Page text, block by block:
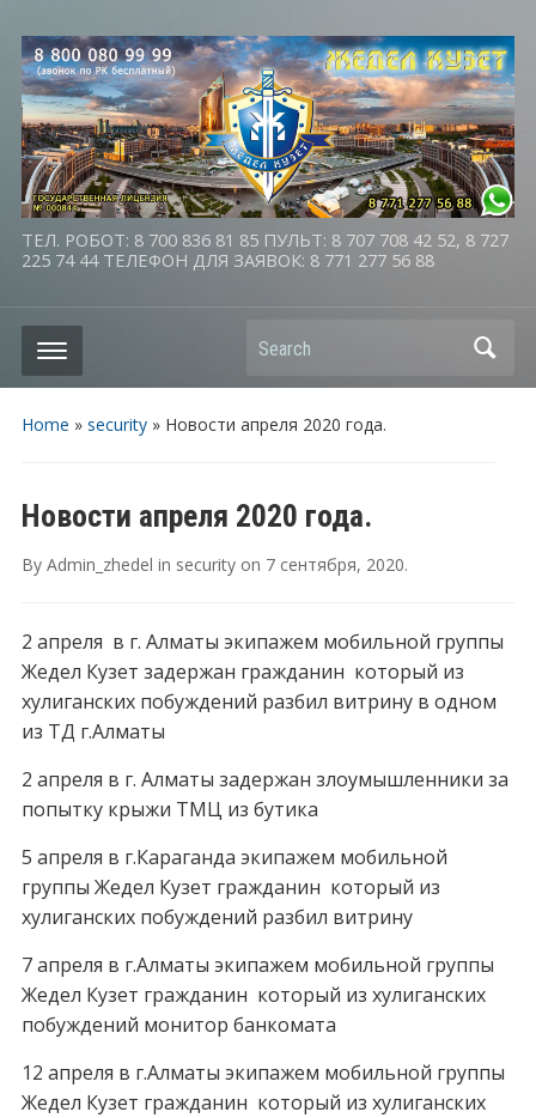
ТЕЛ. РОБОТ: 8 700 836 81 85 ПУЛЬТ: 8 707 708 42 52, 8 727
225 74 44 ТЕЛЕФОН ДЛЯ ЗАЯВОК: 8 771 277 56 88
Search
Home » security» Новости апреля 2020 года.
Новости апреля 2020 года.
By Admin_zhedel in securityon 7 сентября, 2020.
2 апреля в г. Алматы экипажем мобильной группы
Жедел Кузет задержан гражданин который из
хулиганских побуждений разбил витрину в одном
из ТД г.Алматы
2 апреля в г. Алматы задержан злоумышленники за
попытку крыжи ТМЦ из бутика
5 апреля в г.Караганда экипажем мобильной
группы Жедел Кузет гражданин который из
хулиганских побуждений разбил витрину
7 апреля в г.Алматы экипажем мобильной группы
Жедел Кузет гражданин который из хулиганских
побуждений монитор банкомата
12 апреля в г.Алматы экипажем мобильной группы
Жедел Кузет гражданин который из хулиганских